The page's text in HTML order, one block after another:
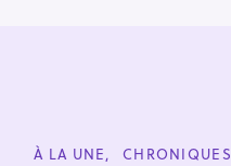
C
À LA UNE
CHRONIQUES
a